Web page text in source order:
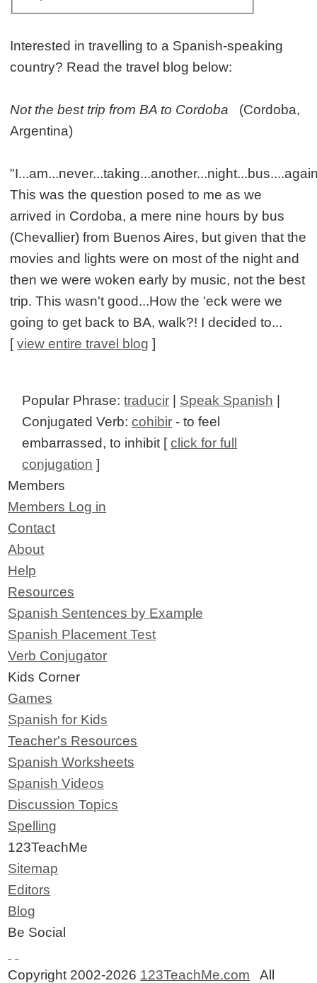
Interested in travelling to a Spanish-speaking
country? Read the travel blog below:
Not the best trip from BA to Cordoba (Cordoba,
Argentina)
This was the question posed to me as we
arrived in Cordoba, a mere nine hours by bus
(Chevallier) from Buenos Aires, but given that the
movies and lights were on most of the night and
then we were woken early by music, not the best
trip. This wasn't good...How the 'eck were we
going to get back to BA, walk?! I decided to...
[view entire travel blog ]
Popular Phrase:traducir | Speak Spanish |
Conjugated Verb:cohibir - to feel
embarrassed, to inhibit [click for full
conjugation ]
Members
Members Log in
Contact
About
Help
Resources
Spanish Sentences by Example
Spanish Placement Test
Verb Conjugator
Kids Corner
Games
Spanish for Kids
Teacher's Resources
Spanish Worksheets
Spanish Videos
Discussion Topics
Spelling
123TeachMe
Sitemap
Editors
Blog
Be Social
Copyright 2002-2026 123TeachMe.com All